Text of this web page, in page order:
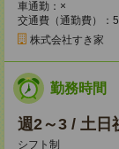
車通勤：×
交通費（通勤費）：
株式会社すき家
勤務時間
週2～3 / 土日
シフト制